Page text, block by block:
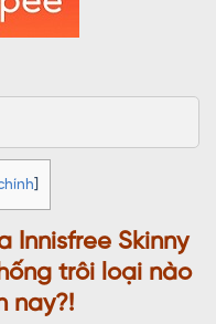
]
Innisfree Skinny
trôi loại nào
nay?!